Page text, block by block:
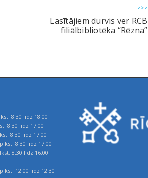
>>>
Lasītājiem durvis ver RCB
filiālbibliotēka “Rēzna”
8.30 līdz 18.00
8.30 līdz 17.00
8.30 līdz 17.00
8.30 līdz 17.00
8.30 līdz 16.00
12.00 līdz 12.30